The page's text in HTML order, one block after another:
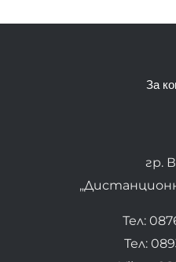
За
гр.
Тел:
Тел: